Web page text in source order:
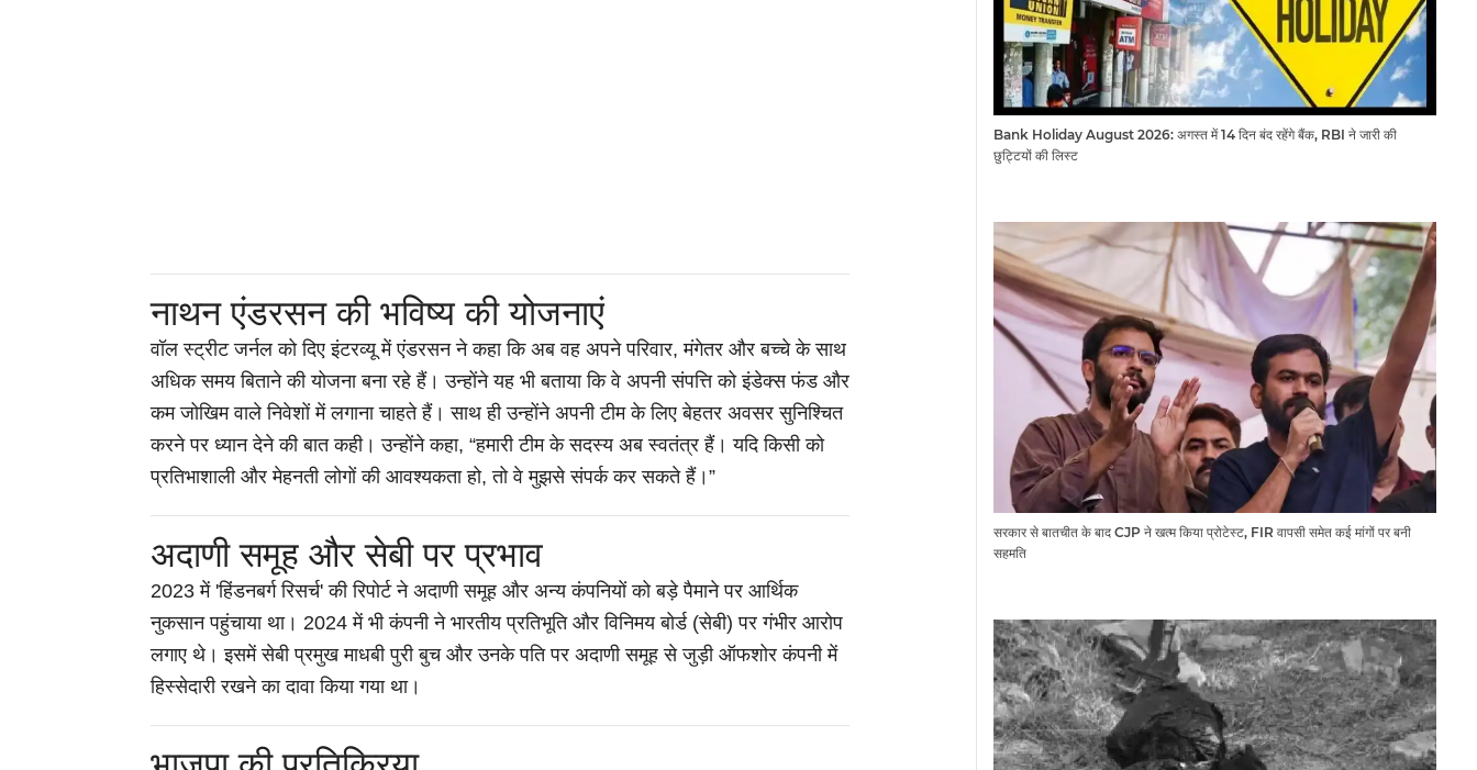
नाथन एंडरसन की भविष्य की योजनाएं
वॉल स्ट्रीट जर्नल को दिए इंटरव्यू में एंडरसन ने कहा कि अब वह अपने परिवार, मंगेतर और बच्चे के साथ
अधिक समय बिताने की योजना बना रहे हैं। उन्होंने यह भी बताया कि वे अपनी संपत्ति को इंडेक्स फंड और
कम जोखिम वाले निवेशों में लगाना चाहते हैं। साथ ही उन्होंने अपनी टीम के लिए बेहतर अवसर सुनिश्चित
करने पर ध्यान देने की बात कही। उन्होंने कहा, “हमारी टीम के सदस्य अब स्वतंत्र हैं। यदि किसी को
प्रतिभाशाली और मेहनती लोगों की आवश्यकता हो, तो वे मुझसे संपर्क कर सकते हैं।”
अदाणी समूह और सेबी पर प्रभाव
2023 में 'हिंडनबर्ग रिसर्च' की रिपोर्ट ने अदाणी समूह और अन्य कंपनियों को बड़े पैमाने पर आर्थिक
नुकसान पहुंचाया था। 2024 में भी कंपनी ने भारतीय प्रतिभूति और विनिमय बोर्ड (सेबी) पर गंभीर आरोप
लगाए थे। इसमें सेबी प्रमुख माधबी पुरी बुच और उनके पति पर अदाणी समूह से जुड़ी ऑफशोर कंपनी में
हिस्सेदारी रखने का दावा किया गया था।
Bank Holiday August 2026: अगस्त में 14 दिन बंद रहेंगे बैंक, RBI ने जारी की
छुट्टियों की लिस्ट​​​​​​​
सरकार से बातचीत के बाद CJP ने खत्म किया प्रोटेस्ट, FIR वापसी समेत कई मांगों पर बनी
सहमति